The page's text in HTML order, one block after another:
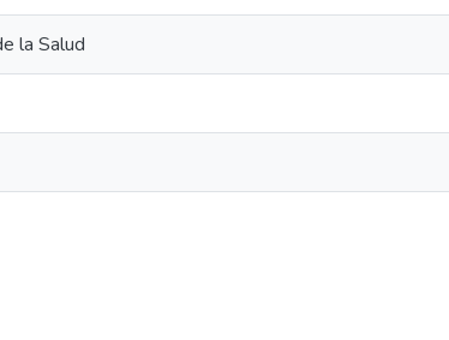
la Salud